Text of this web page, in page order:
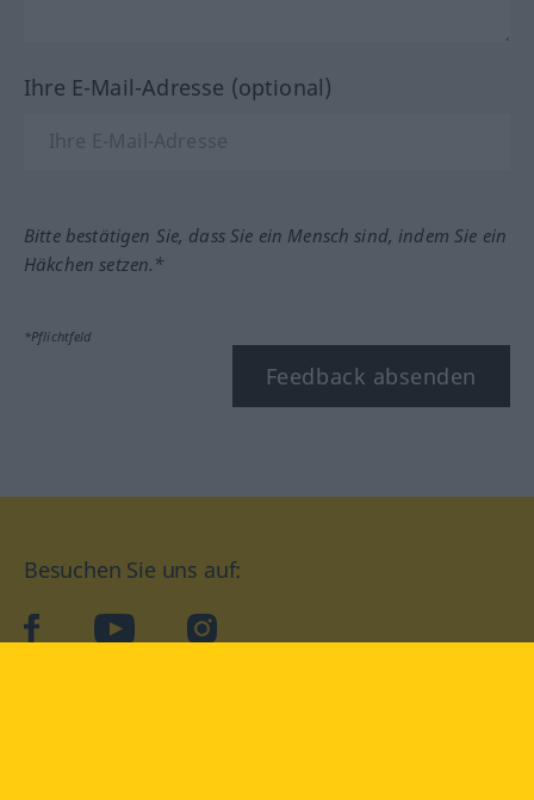
Ihre E-Mail-Adresse (optional)
Bitte bestätigen Sie, dass Sie ein Mensch sind, indem Sie ein
Häkchen setzen.*
*Pflichtfeld
Feedback absenden
Besuchen Sie uns auf:
facebookYouTube Instagram